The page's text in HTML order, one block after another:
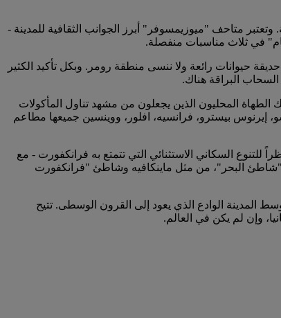
متاحف "ميوزيمسوفر" أبرز الجوانب الثقافية للمدينة -
حيوانات رائعة ولا ننسى منطقة رومر. وبكل تأكيد الكثير
البراقة هناك.
الطهاة المحليون الذين يجعلون من مشهد تناول المأكولات
إيرنوس بيسترو، فرانسيه، افلور، ووينسين جميعها مطاعم
السكاني الاستثنائي التي تتمتع به فرانكفورت - مع
البحر"، من مثل ماينكافيه وشاطئ "فرانكفورت
المدينة الوادع الذي يعود إلى القرون الوسطى. تتيح
وإن لم يكن في العالم.